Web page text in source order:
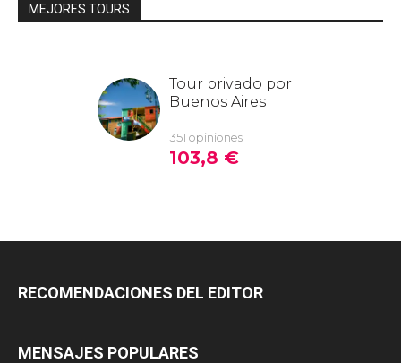
MEJORES TOURS
RECOMENDACIONES DEL EDITOR
MENSAJES POPULARES